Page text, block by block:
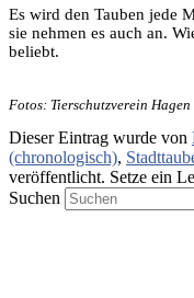
Es wird den Tauben jede
sie nehmen es auch an.
beliebt.
Fotos: Tierschutzverein Hagen
Dieser Eintrag wurde von
(chronologisch),
veröffentlicht. Setze ein
Suchen